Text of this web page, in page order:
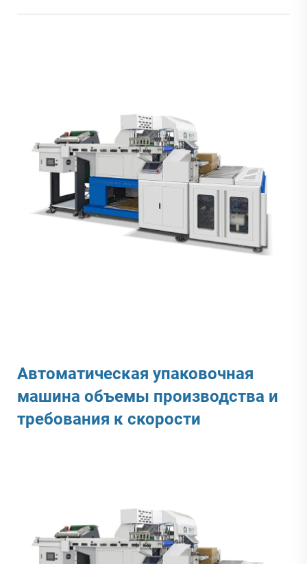
Автоматическая упаковочная
машина объемы производства и
требования к скорости